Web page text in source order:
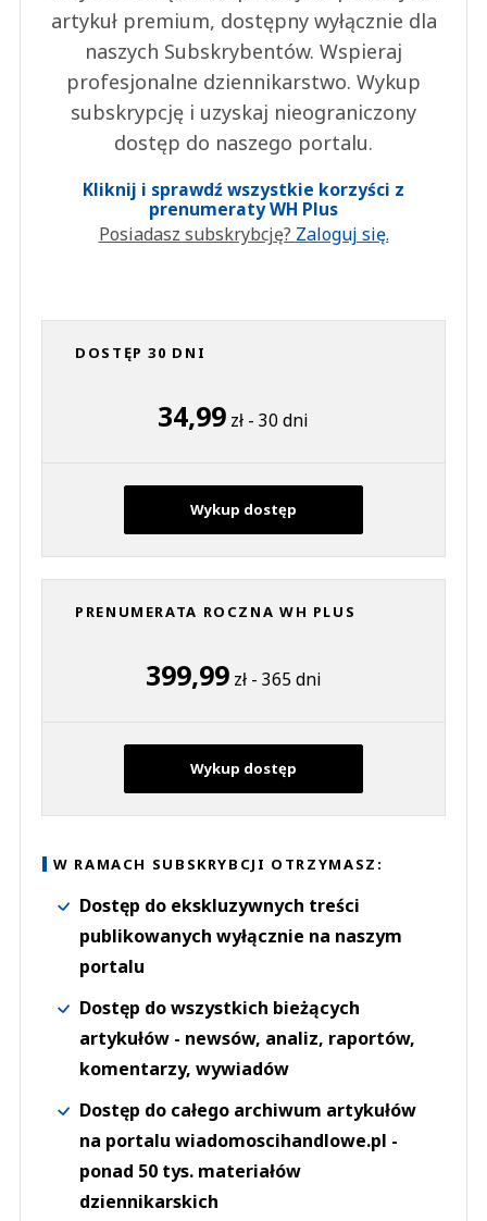
Ada
This comment was minimized by the moderator on the site
Mamy się cieszyć że ceny teraz są o 15% większe niż rok temu, czy co?
Ada
Odpowiedz
Nie znaleziono komentarzy
Zostaw swoje komentarze
artykuł premium, dostępny wyłącznie dla
naszych Subskrybentów. Wspieraj
profesjonalne dziennikarstwo. Wykup
subskrypcję i uzyskaj nieograniczony
dostęp do naszego portalu.
Kliknij i sprawdź wszystkie korzyści z
prenumeraty WH Plus
Posiadasz subskrybcję? Zaloguj się.
DOSTĘP 30 DNI
34,99 zł - 30 dni
Wykup dostęp
PRENUMERATA ROCZNA WH PLUS
399,99zł - 365 dni
Wykup dostęp
W RAMACH SUBSKRYBCJI OTRZYMASZ:
Dostęp do ekskluzywnych treści
publikowanych wyłącznie na naszym
portalu
Dostęp do wszystkich bieżących
artykułów - newsów, analiz, raportów,
komentarzy, wywiadów
Dostęp do całego archiwum artykułów
na portalu wiadomoscihandlowe.pl -
ponad 50 tys. materiałów
dziennikarskich